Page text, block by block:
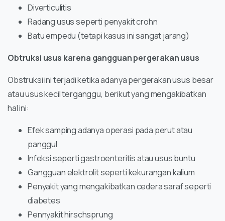
Diverticulitis
Radang usus seperti penyakit crohn
Batu empedu (tetapi kasus ini sangat jarang)
Obtruksi usus karena gangguan pergerakan usus
Obstruksi ini terjadi ketika adanya pergerakan usus besar
atau usus kecil terganggu, berikut yang mengakibatkan
hal ini:
Efek samping adanya operasi pada perut atau
panggul
Infeksi seperti gastroenteritis atau usus buntu
Gangguan elektrolit seperti kekurangan kalium
Penyakit yang mengakibatkan cedera saraf seperti
diabetes
Pennyakit hirschsprung